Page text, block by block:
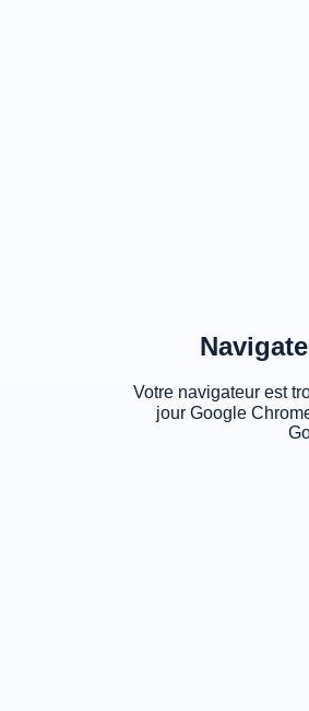
Votre navigateur est
jour Google